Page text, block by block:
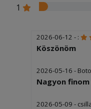
1
2026-06-12 - :
Köszönöm
2026-05-16 -
Nagyon
2026-05-09 -